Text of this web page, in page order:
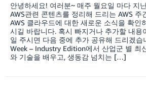
안녕하세요! 여러분~ 매주 월요일 마다 지
AWS관련 콘텐츠를 정리해 드리는 AWS 주
AWS 클라우드에 대한 새로운 소식을 확인
시길 바랍니다. 혹시 빠지거나 추가할 내용
일 주시면 다음 중에 추가 공유해 드리겠습
Week – Industry Edition에서 산업군 별 최
와 기술을 배우고, 생동감 넘치는 […]